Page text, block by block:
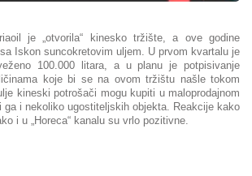
je „otvorila“ kinesko tržište, a ove godine
Iskon suncokretovim uljem. U prvom kvartalu je
100.000 litara, a u planu je potpisivanje
koje bi se na ovom tržištu našle tokom
kineski potrošači mogu kupiti u maloprodajnom
ga i nekoliko ugostiteljskih objekta. Reakcije kako
i u „Horeca“ kanalu su vrlo pozitivne.